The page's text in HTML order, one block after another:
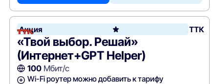
Акция ТТК
«Твой выбор. Решай»
(Интернет+GPT Helper)
100Мбит/с
Wi-Fi роутер можно добавить к тарифу